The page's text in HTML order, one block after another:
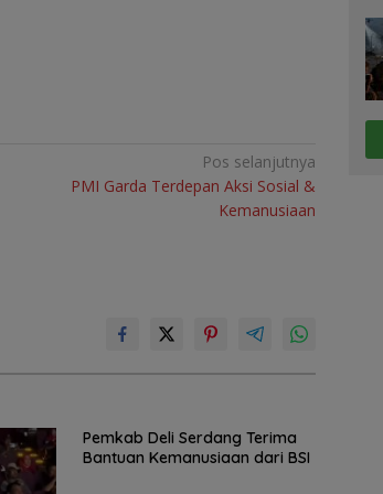
Pos selanjutnya
PMI Garda Terdepan Aksi Sosial &
Kemanusiaan
Pemkab Deli Serdang Terima
Bantuan Kemanusiaan dari BSI